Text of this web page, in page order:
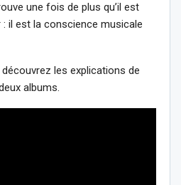
une fois de plus qu’il est
: il est la conscience musicale
les explications de
albums.